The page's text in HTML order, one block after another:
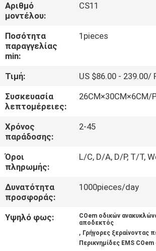
ΠΟΙΟΤΙΚΌΣ
ΈΛΕΓΧΟΣ
ΜΑΣ
ΕΛΆΤΕ
ΣΕ
ΕΠΑΦΉ
ΜΕ
ΝΈΑ
ΠΕΡΙΠΤΏΣΕΙΣ
Αριθμό
μοντέλου:
CS11
Ποσότητα
παραγγελίας
min:
1pieces
Τιμή:
US $86.00 - 239.00/
Συσκευασία
λεπτομέρειες:
26CM×30CM×6CM/
Χρόνος
παράδοσης:
2-45
Όροι
πληρωμής:
L/C, D/A, D/P, T/T,
Δυνατότητα
προσφοράς:
1000pieces/day
Υψηλό φως:
COem οδικών
αποδεκτός
, Γρήγορες ξεραίνοντας
Περικνημίδες EMS